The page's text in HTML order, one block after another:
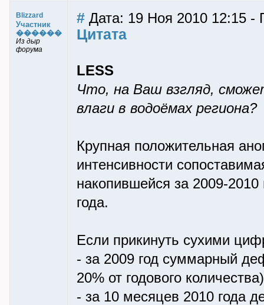
Blizzard
Участник
������
Из дыр
форума
# Дата: 19 Ноя 2010 12:15 -
Цитата
LESS
Что, на Ваш взгляд,
влаги в водоёмах региона?
Крупная положительная
интенсивности
накопившейся за 2009-2010
года.
Если прикинуть сухими
- за 2009 год суммарный
20% от годового
- за 10 месяцев 2010 года